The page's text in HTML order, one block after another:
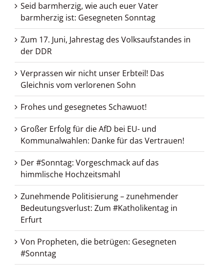
Seid barmherzig, wie auch euer Vater
barmherzig ist: Gesegneten Sonntag
Zum 17. Juni, Jahrestag des Volksaufstandes in
der DDR
Verprassen wir nicht unser Erbteil! Das
Gleichnis vom verlorenen Sohn
Frohes und gesegnetes Schawuot!
Großer Erfolg für die AfD bei EU- und
Kommunalwahlen: Danke für das Vertrauen!
Der #Sonntag: Vorgeschmack auf das
himmlische Hochzeitsmahl
Zunehmende Politisierung – zunehmender
Bedeutungsverlust: Zum #Katholikentag in
Erfurt
Von Propheten, die betrügen: Gesegneten
#Sonntag